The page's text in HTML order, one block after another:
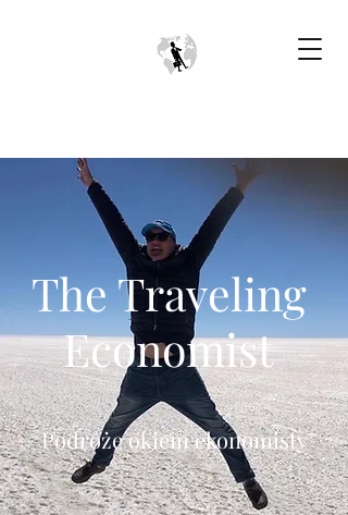
The Traveling
Economist
Podróże okiem ekonomisty